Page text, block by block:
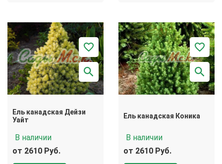
Ель канадская Дейзи
Уайт
В наличии
от 2610 Руб.
Ель канадская Коника
В наличии
от 2610 Руб.